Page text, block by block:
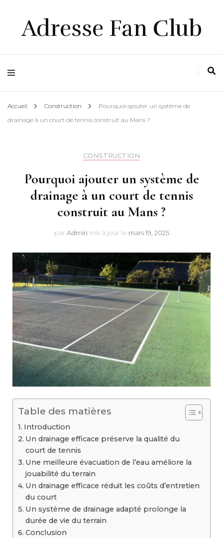
Adresse Fan Club
Accueil Construction
Pourquoi ajouter un système de
drainage à un court de tennis construit au Mans ?
CONSTRUCTION
Pourquoi ajouter un système de
drainage à un court de tennis
construit au Mans ?
par Admin mis à jour le mars 19, 2025
Table des matières
Introduction
Un drainage efficace préserve la qualité du
court de tennis
Une meilleure évacuation de l’eau améliore la
jouabilité du terrain
Un drainage efficace réduit les coûts d’entretien
du court
Un système de drainage adapté prolonge la
durée de vie du terrain
Conclusion